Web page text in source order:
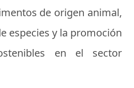
de origen animal,
especies y la promoción
en el sector